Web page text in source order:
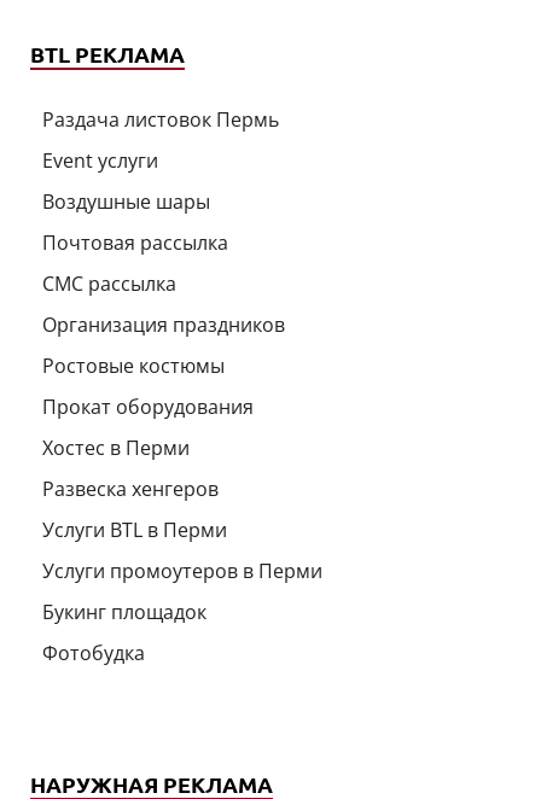
BTL РЕКЛАМА
Раздача листовок Пермь
Event услуги
Воздушные шары
Почтовая рассылка
СМС рассылка
Организация праздников
Ростовые костюмы
Прокат оборудования
Хостес в Перми
Развеска хенгеров
Услуги BTL в Перми
Услуги промоутеров в Перми
Букинг площадок
Фотобудка
НАРУЖНАЯ РЕКЛАМА